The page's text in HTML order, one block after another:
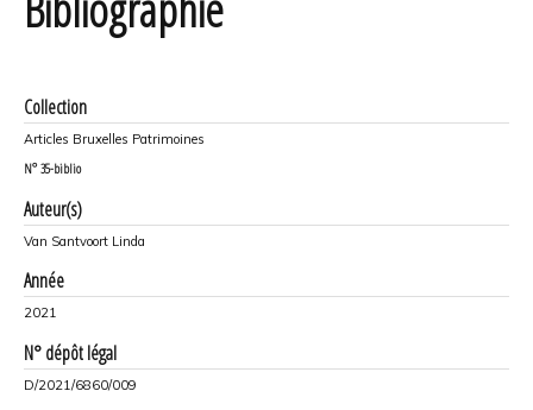
Collection
Articles Bruxelles Patrimoines
N° 35-biblio
Auteur(s)
Van Santvoort Linda
Année
2021
N° dépôt légal
D/2021/6860/009